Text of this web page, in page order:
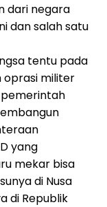
dari negara
dan salah satu
tentu pada
oprasi militer
yang
mekar bisa
di Nusa
di Republik